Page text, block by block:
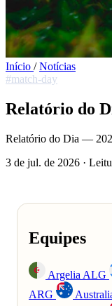
Início / Notícias
#match-day
Relatório do
Relatório do Dia —
3 de jul. de 2026 ·
Equipes
Argelia ALG
ARG